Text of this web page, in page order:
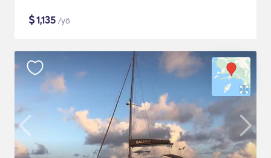
$1,135 /yö